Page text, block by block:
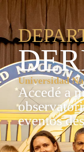
Universidad
Accedé a
eventos